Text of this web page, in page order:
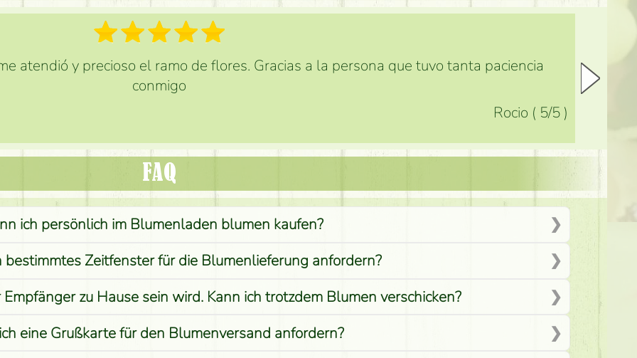
atendió y precioso el ramo de flores. Gracias a la persona que tuvo tanta paciencia
conmigo
Rocio ( 5/5 )
FAQ
ich persönlich im Blumenladen blumen kaufen?
bestimmtes Zeitfenster für die Blumenlieferung anfordern?
zu Hause sein wird. Kann ich trotzdem Blumen verschicken?
eine Grußkarte für den Blumenversand anfordern?